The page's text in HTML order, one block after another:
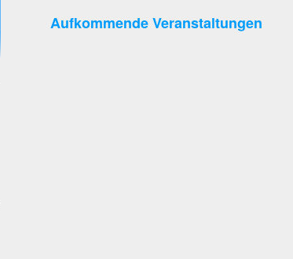
Aufkommende Veranstaltungen